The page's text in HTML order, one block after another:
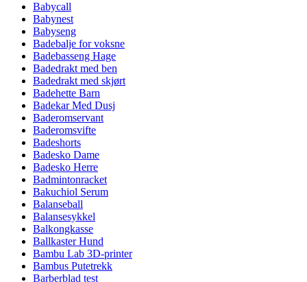
Babycall
Babynest
Babyseng
Badebalje for voksne
Badebasseng Hage
Badedrakt med ben
Badedrakt med skjørt
Badehette Barn
Badekar Med Dusj
Baderomservant
Baderomsvifte
Badeshorts
Badesko Dame
Badesko Herre
Badmintonracket
Bakuchiol Serum
Balanseball
Balansesykkel
Balkongkasse
Ballkaster Hund
Bambu Lab 3D-printer
Bambus Putetrekk
Barberblad test